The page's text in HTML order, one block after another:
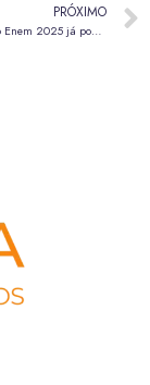
PRÓXIMO
Locais de prova do Enem 2025 já podem ser consultados na Página do Participante